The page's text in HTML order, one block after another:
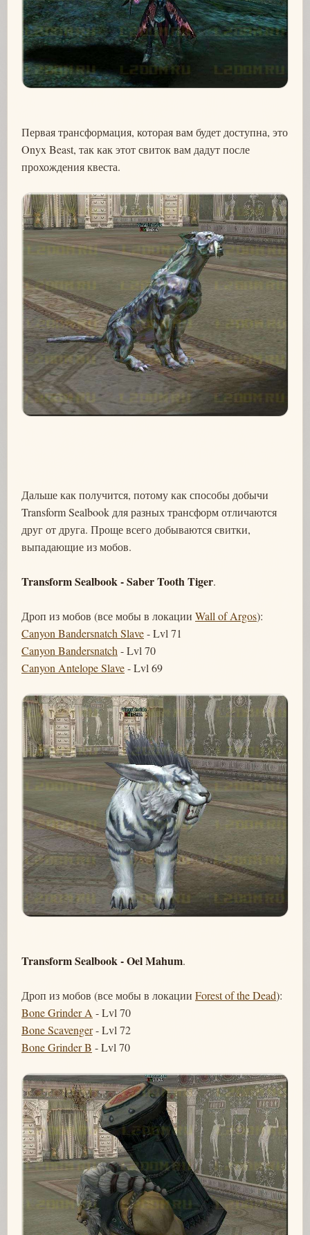
Первая трансформация, которая вам будет доступна, это
Onyx Beast, так как этот свиток вам дадут после
прохождения квеста.
Дальше как получится, потому как способы добычи
Transform Sealbook для разных трансформ отличаются
друг от друга. Проще всего добываются свитки,
выпадающие из мобов.
Transform Sealbook - Saber Tooth Tiger.
Дроп из мобов (все мобы в локации Wall of Argos):
Canyon Bandersnatch Slave- Lvl 71
Canyon Bandersnatch - Lvl 70
Canyon Antelope Slave- Lvl 69
Transform Sealbook - Oel Mahum.
Дроп из мобов (все мобы в локации Forest of the Dead):
Bone Grinder A - Lvl 70
Bone Scavenger- Lvl 72
Bone Grinder B - Lvl 70